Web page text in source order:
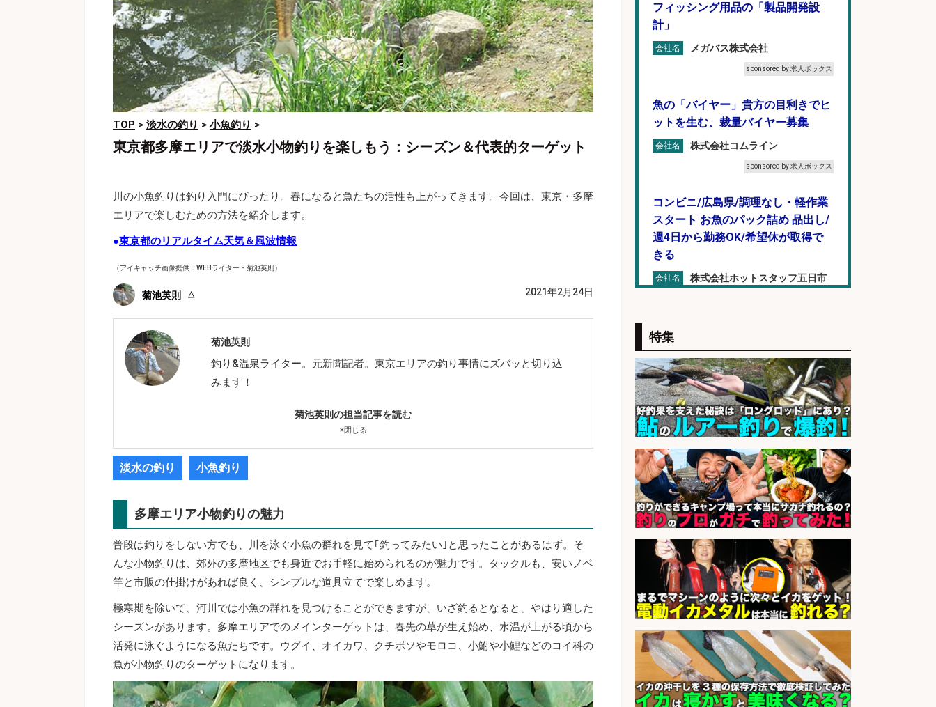
TOP > 淡水の釣り > 小魚釣り >
東京都多摩エリアで淡水小物釣りを楽しもう：シーズン＆代表的ターゲット
川の小魚釣りは釣り入門にぴったり。春になると魚たちの活性も上がってきます。今回は、東京・多摩
エリアで楽しむための方法を紹介します。
●東京都のリアルタイム天気＆風波情報
（アイキャッチ画像提供：WEBライター・菊池英則）
菊池英則 2021年2月24日
菊池英則
釣り&温泉ライター。元新聞記者。東京エリアの釣り事情にズバッと切り込
みます！
菊池英則の担当記事を読む
×閉じる
淡水の釣り 小魚釣り
多摩エリア小物釣りの魅力
普段は釣りをしない方でも、川を泳ぐ小魚の群れを見て｢釣ってみたい｣と思ったことがあるはず。そ
んな小物釣りは、郊外の多摩地区でも身近でお手軽に始められるのが魅力です。タックルも、安いノベ
竿と市販の仕掛けがあれば良く、シンプルな道具立てで楽しめます。
極寒期を除いて、河川では小魚の群れを見つけることができますが、いざ釣るとなると、やはり適した
シーズンがあります。多摩エリアでのメインターゲットは、春先の草が生え始め、水温が上がる頃から
活発に泳ぐようになる魚たちです。ウグイ、オイカワ、クチボソやモロコ、小鮒や小鯉などのコイ科の
魚が小物釣りのターゲットになります。
フィッシング用品の「製品開発設
計」
会社名 メガバス株式会社
sponsored by 求人ボックス
魚の「バイヤー」貴方の目利きでヒ
ットを生む、裁量バイヤー募集
会社名 株式会社コムライン
sponsored by 求人ボックス
コンビニ/広島県/調理なし・軽作業
スタート お魚のパック詰め 品出し/
週4日から勤務OK/希望休が取得で
きる
会社名 株式会社ホットスタッフ五日市
釣り具などの出荷作業～～/工場/製
造
会社名 UTグループ株式会社
sponsored by 求人ボックス
精肉・青果・鮮魚販売/「志布志
市」お魚のカットや商品の陳列スタ
ッフ/志布志市/「時給1,150円〜」/
未経験歓迎×残業少なめ×車通勤OK/
鹿児島県
会社名 株式会社ホットスタッフ鹿児島
sponsored by 求人ボックス
福岡「現場監督」/釣り好き歓迎/残
業10時間/経験者歓迎
広松久水産株式会社
sponsored by 求人ボックス
精肉・青果・鮮魚販売/「志布志
市」「時給1,150円〜」志布志市で
特集